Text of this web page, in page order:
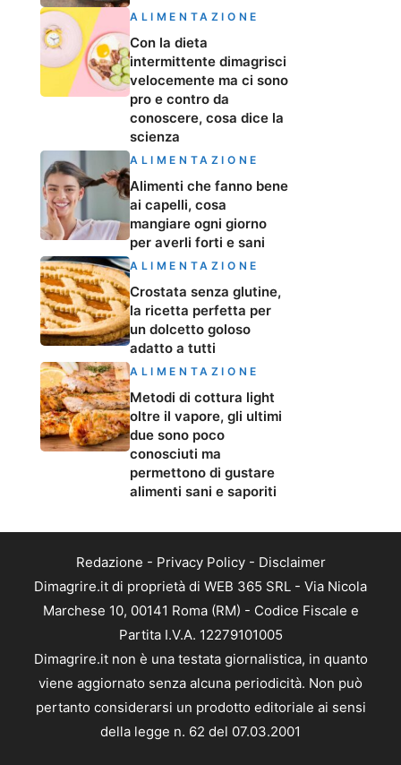
ALIMENTAZIONE
Con la dieta
intermittente dimagrisci
velocemente ma ci sono
pro e contro da
conoscere, cosa dice la
scienza
ALIMENTAZIONE
Alimenti che fanno bene
ai capelli, cosa
mangiare ogni giorno
per averli forti e sani
ALIMENTAZIONE
Crostata senza glutine,
la ricetta perfetta per
un dolcetto goloso
adatto a tutti
ALIMENTAZIONE
Metodi di cottura light
oltre il vapore, gli ultimi
due sono poco
conosciuti ma
permettono di gustare
alimenti sani e saporiti
Redazione - Privacy Policy- Disclaimer
Dimagrire.it di proprietà di WEB 365 SRL - Via Nicola
Marchese 10, 00141 Roma (RM) - Codice Fiscale e
Partita I.V.A. 12279101005
Dimagrire.it non è una testata giornalistica, in quanto
viene aggiornato senza alcuna periodicità. Non può
pertanto considerarsi un prodotto editoriale ai sensi
della legge n. 62 del 07.03.2001